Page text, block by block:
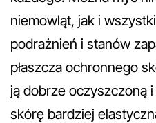
niemowląt, jak i
podrażnień i stanów
płaszcza ochronnego
ją dobrze oczyszczoną
skórę bardziej